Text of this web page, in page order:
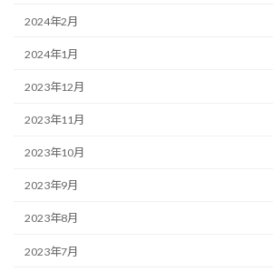
2024年2月
2024年1月
2023年12月
2023年11月
2023年10月
2023年9月
2023年8月
2023年7月